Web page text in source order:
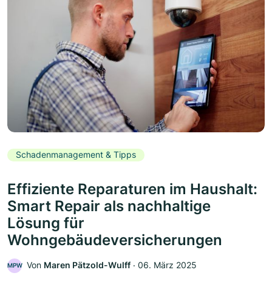
Schadenmanagement & Tipps
Effiziente Reparaturen im Haushalt:
Smart Repair als nachhaltige
Lösung für
Wohngebäudeversicherungen
MPW Von Maren Pätzold-Wulff ‧ 06. März 2025